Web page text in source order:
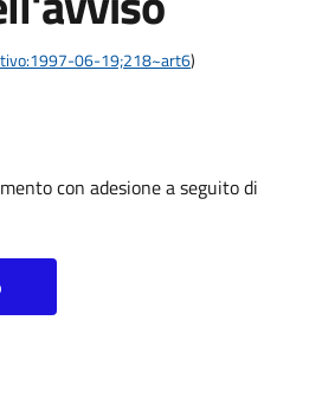
06-19;218~art6)
con adesione a seguito di